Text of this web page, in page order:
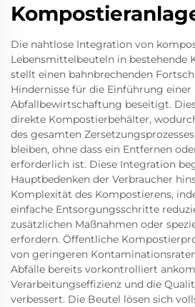
Die nahtlose Integration von
Lebensmittelbeuteln in bestehende
stellt einen bahnbrechenden
Hindernisse für die Einführung
Abfallbewirtschaftung beseitigt.
direkte Kompostierbehälter,
des gesamten
bleiben, ohne dass ein Entfernen
erforderlich ist. Diese Integration
Hauptbedenken der Verbraucher
Komplexität des Kompostierens,
einfache Entsorgungsschritte
zusätzlichen Maßnahmen oder
erfordern. Öffentliche
von geringeren
Abfälle bereits vorkontrolliert
Verarbeitungseffizienz und die
verbessert. Die Beutel lösen sich